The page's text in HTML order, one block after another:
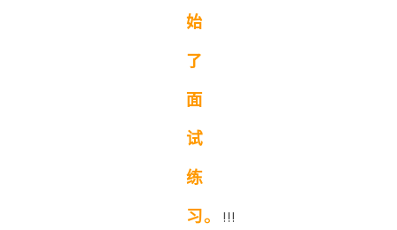
始
了
面
试
练
习。
!!!